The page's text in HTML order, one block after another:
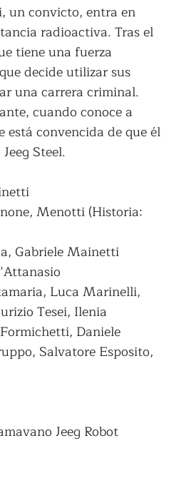
un convicto, entra en
radioactiva. Tras el
tiene una fuerza
decide utilizar sus
una carrera criminal.
cuando conoce a
está convencida de que él
Steel.
Menotti (Historia:
Gabriele Mainetti
Luca Marinelli,
Tesei, Ilenia
Daniele
Salvatore Esposito,
Jeeg Robot